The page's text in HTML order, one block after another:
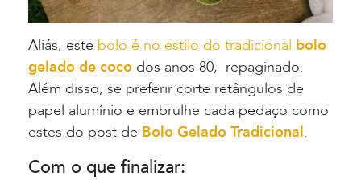
Aliás, este bolo é no estilo do tradicional bolo
gelado de coco dos anos 80, repaginado.
Além disso, se preferir corte retângulos de
papel alumínio e embrulhe cada pedaço como
estes do post de Bolo Gelado Tradicional.
Com o que finalizar: